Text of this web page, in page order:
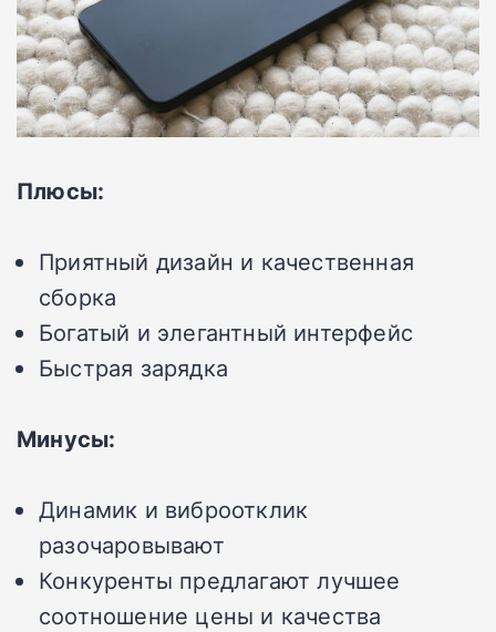
Плюсы:
Приятный дизайн и качественная
сборка
Богатый и элегантный интерфейс
Быстрая зарядка
Минусы:
Динамик и виброотклик
разочаровывают
Конкуренты предлагают лучшее
соотношение цены и качества